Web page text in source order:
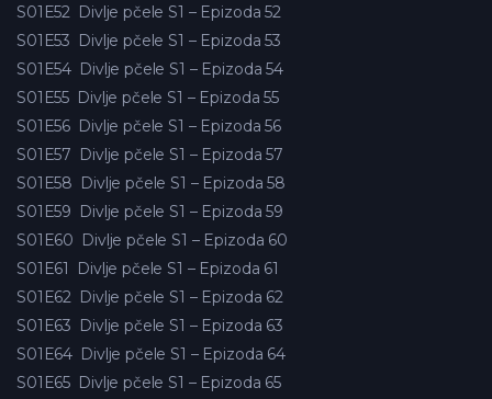
S01E52 Divlje pčele S1 – Epizoda 52
S01E53 Divlje pčele S1 – Epizoda 53
S01E54 Divlje pčele S1 – Epizoda 54
S01E55 Divlje pčele S1 – Epizoda 55
S01E56 Divlje pčele S1 – Epizoda 56
S01E57 Divlje pčele S1 – Epizoda 57
S01E58 Divlje pčele S1 – Epizoda 58
S01E59 Divlje pčele S1 – Epizoda 59
S01E60 Divlje pčele S1 – Epizoda 60
S01E61
Divlje pčele S1 – Epizoda 61
S01E62 Divlje pčele S1 – Epizoda 62
S01E63 Divlje pčele S1 – Epizoda 63
S01E64 Divlje pčele S1 – Epizoda 64
S01E65 Divlje pčele S1 – Epizoda 65